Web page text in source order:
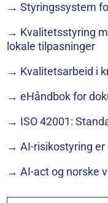
→ Styringssystem
→ Kvalitetsstyring
lokale tilpasninger
→ Kvalitetsarbeid i
→ eHåndbok for
→ ISO 42001:
→ AI-risikostyring er
→ AI-act og norske